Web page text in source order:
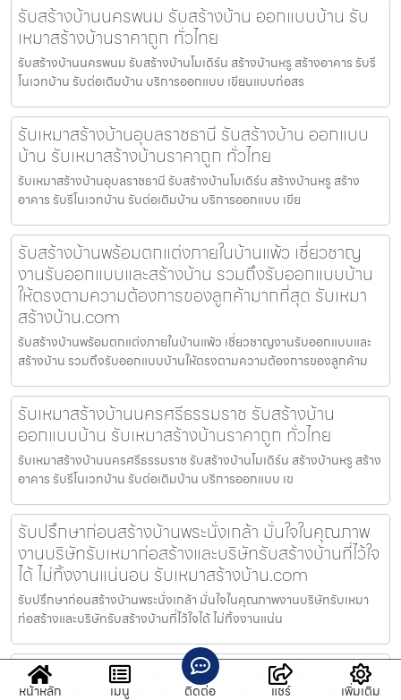
รับสร้างบ้านนครพนม รับสร้างบ้าน ออกแบบบ้าน รับ
เหมาสร้างบ้านราคาถูก ทั่วไทย
รับสร้างบ้านนครพนม รับสร้างบ้านโมเดิร์น สร้างบ้านหรู สร้างอาคาร รับรี
โนเวทบ้าน รับต่อเติมบ้าน บริการออกแบบ เขียนแบบก่อสร
รับเหมาสร้างบ้านอุบลราชธานี รับสร้างบ้าน ออกแบบ
บ้าน รับเหมาสร้างบ้านราคาถูก ทั่วไทย
รับเหมาสร้างบ้านอุบลราชธานี รับสร้างบ้านโมเดิร์น สร้างบ้านหรู สร้าง
อาคาร รับรีโนเวทบ้าน รับต่อเติมบ้าน บริการออกแบบ เขีย
รับสร้างบ้านพร้อมตกแต่งภายในบ้านแพ้ว เชี่ยวชาญ
งานรับออกแบบและสร้างบ้าน รวมถึงรับออกแบบบ้าน
ให้ตรงตามความต้องการของลูกค้ามากที่สุด รับเหมา
สร้างบ้าน.com
รับสร้างบ้านพร้อมตกแต่งภายในบ้านแพ้ว เชี่ยวชาญงานรับออกแบบและ
สร้างบ้าน รวมถึงรับออกแบบบ้านให้ตรงตามความต้องการของลูกค้าม
รับเหมาสร้างบ้านนครศรีธรรมราช รับสร้างบ้าน
ออกแบบบ้าน รับเหมาสร้างบ้านราคาถูก ทั่วไทย
รับเหมาสร้างบ้านนครศรีธรรมราช รับสร้างบ้านโมเดิร์น สร้างบ้านหรู สร้าง
อาคาร รับรีโนเวทบ้าน รับต่อเติมบ้าน บริการออกแบบ เข
รับปรึกษาก่อนสร้างบ้านพระนั่งเกล้า มั่นใจในคุณภาพ
งานบริษัทรับเหมาก่อสร้างและบริษัทรับสร้างบ้านที่ไว้ใจ
ได้ ไม่ทิ้งงานแน่นอน รับเหมาสร้างบ้าน.com
รับปรึกษาก่อนสร้างบ้านพระนั่งเกล้า มั่นใจในคุณภาพงานบริษัทรับเหมา
ก่อสร้างและบริษัทรับสร้างบ้านที่ไว้ใจได้ ไม่ทิ้งงานแน่น
รับออกแบบบ้านบ้านสร้าง บริการรับสร้างบ้านและรับ
เหมาก่อสร้างบ้านแบบครบวงจร โดยทีมวิศวกรและ
หน้าหลัก เมนู ติดต่อ แชร์ เพิ่มเติม